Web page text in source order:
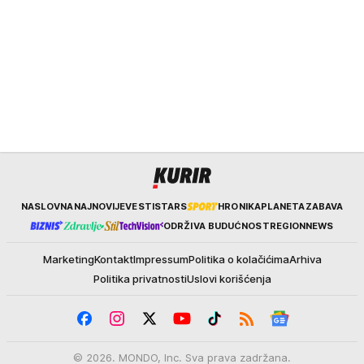
KurirNASLOVNANAJNOVIJEVESTISTARS HRONIKAPLANETAZABAVA
ODRŽIVA BUDUĆNOSTREGIONNEWS
MarketingKontaktImpressumPolitika o kolačićimaArhiva
Politika privatnostiUslovi korišćenja
© 2026. MONDO, Inc. Sva prava zadržana.